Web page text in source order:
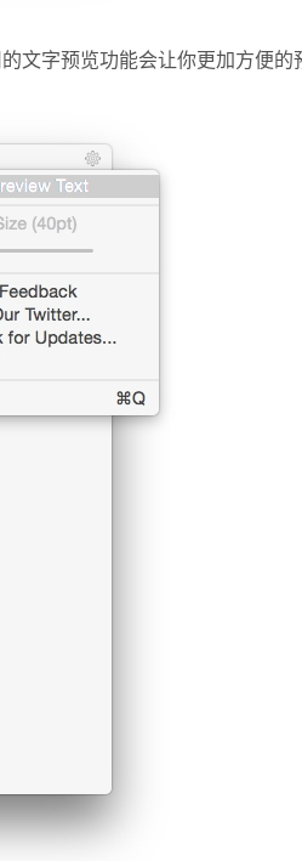
文字预览功能会让你更加方便的